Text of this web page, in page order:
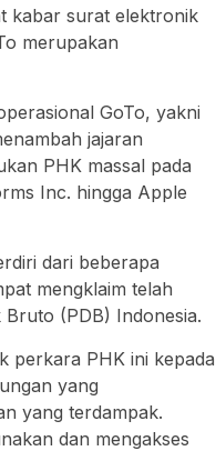
kabar surat elektronik
merupakan
GoTo, yakni
jajaran
PHK massal pada
Inc. hingga Apple
dari beberapa
mengklaim telah
(PDB) Indonesia.
perkara PHK ini kepada
yang
yang terdampak.
dan mengakses